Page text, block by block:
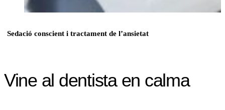
Sedació conscient i tractament de l’ansietat
Vine al dentista en calma